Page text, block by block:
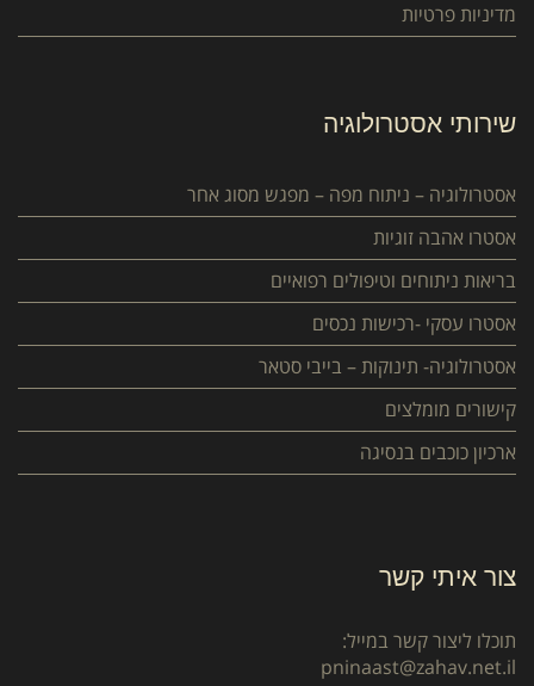
מדיניות פרטיות
שירותי אסטרולוגיה
אסטרולוגיה – ניתוח מפה – מפגש מסוג אחר
אסטרו אהבה זוגיות
בריאות ניתוחים וטיפולים רפואיים
אסטרו עסקי -רכישות נכסים
אסטרולוגיה- תינוקות – בייבי סטאר
קישורים מומלצים
ארכיון כוכבים בנסיגה
צור איתי קשר
תוכלו ליצור קשר במייל:
pninaast@zahav.net.il